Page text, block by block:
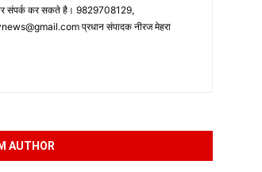
संपर्क कर सकते है। 9829708129,
प्रधान संपादक नीरज मेहरा
AUTHOR